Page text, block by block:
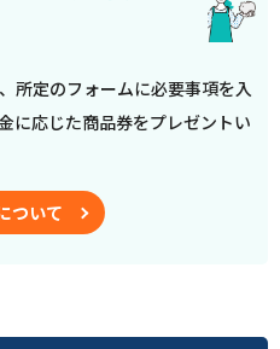
所定のフォームに必要事項を入
に応じた商品券をプレゼントい
ついて